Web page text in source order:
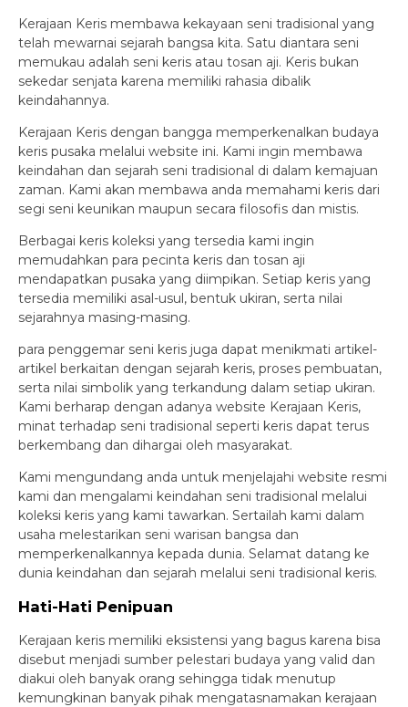
Kerajaan Keris membawa kekayaan seni tradisional yang
telah mewarnai sejarah bangsa kita. Satu diantara seni
memukau adalah seni keris atau tosan aji. Keris bukan
sekedar senjata karena memiliki rahasia dibalik
keindahannya.
Kerajaan Keris dengan bangga memperkenalkan budaya
keris pusaka melalui website ini. Kami ingin membawa
keindahan dan sejarah seni tradisional di dalam kemajuan
zaman. Kami akan membawa anda memahami keris dari
segi seni keunikan maupun secara filosofis dan mistis.
Berbagai keris koleksi yang tersedia kami ingin
memudahkan para pecinta keris dan tosan aji
mendapatkan pusaka yang diimpikan. Setiap keris yang
tersedia memiliki asal-usul, bentuk ukiran, serta nilai
sejarahnya masing-masing.
para penggemar seni keris juga dapat menikmati artikel-
artikel berkaitan dengan sejarah keris, proses pembuatan,
serta nilai simbolik yang terkandung dalam setiap ukiran.
Kami berharap dengan adanya website Kerajaan Keris,
minat terhadap seni tradisional seperti keris dapat terus
berkembang dan dihargai oleh masyarakat.
Kami mengundang anda untuk menjelajahi website resmi
kami dan mengalami keindahan seni tradisional melalui
koleksi keris yang kami tawarkan. Sertailah kami dalam
usaha melestarikan seni warisan bangsa dan
memperkenalkannya kepada dunia. Selamat datang ke
dunia keindahan dan sejarah melalui seni tradisional keris.
Hati-Hati Penipuan
Kerajaan keris memiliki eksistensi yang bagus karena bisa
disebut menjadi sumber pelestari budaya yang valid dan
diakui oleh banyak orang sehingga tidak menutup
kemungkinan banyak pihak mengatasnamakan kerajaan